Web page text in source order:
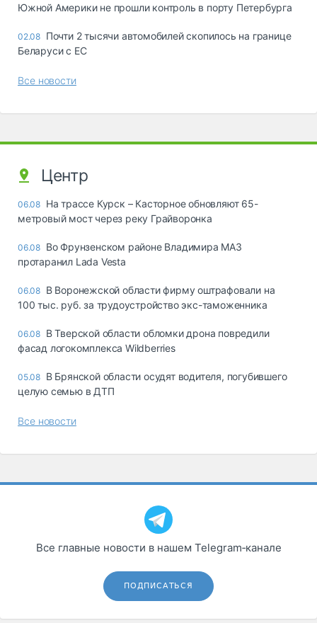
Южной Америки не прошли контроль в порту Петербурга
02.08 Почти 2 тысячи автомобилей скопилось на границе
Беларуси с ЕС
Все новости
Центр
06.08 На трассе Курск – Касторное обновляют 65-
метровый мост через реку Грайворонка
06.08 Во Фрунзенском районе Владимира МАЗ
протаранил Lada Vesta
06.08 В Воронежской области фирму оштрафовали на
100 тыс. руб. за трудоустройство экс-таможенника
06.08 В Тверской области обломки дрона повредили
фасад логокомплекса Wildberries
05.08 В Брянской области осудят водителя, погубившего
целую семью в ДТП
Все новости
Все главные новости в нашем Telegram‑канале
ПОДПИСАТЬСЯ